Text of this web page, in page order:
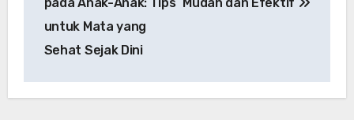
untuk Mata yang
Sehat Sejak Dini